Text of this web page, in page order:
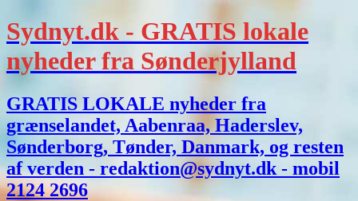
Sydnyt.dk - GRATIS lokale
nyheder fra Sønderjylland
GRATIS LOKALE nyheder fra
grænselandet, Aabenraa, Haderslev,
Sønderborg, Tønder, Danmark, og resten
af verden - redaktion@sydnyt.dk - mobil
2124 2696